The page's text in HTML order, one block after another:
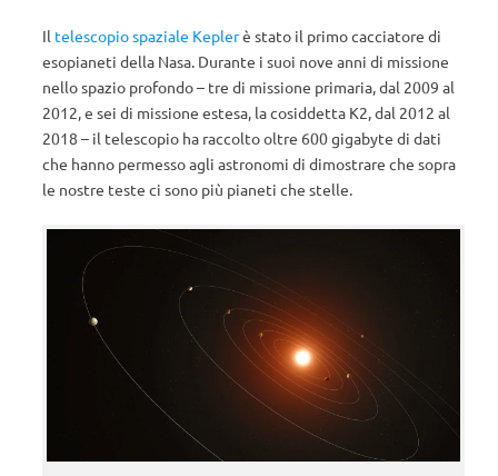
Il telescopio spaziale Keplerè stato il primo cacciatore di
esopianeti della Nasa. Durante i suoi nove anni di missione
nello spazio profondo – tre di missione primaria, dal 2009 al
2012, e sei di missione estesa, la cosiddetta K2, dal 2012 al
2018 – il telescopio ha raccolto oltre 600 gigabyte di dati
che hanno permesso agli astronomi di dimostrare che sopra
le nostre teste ci sono più pianeti che stelle.